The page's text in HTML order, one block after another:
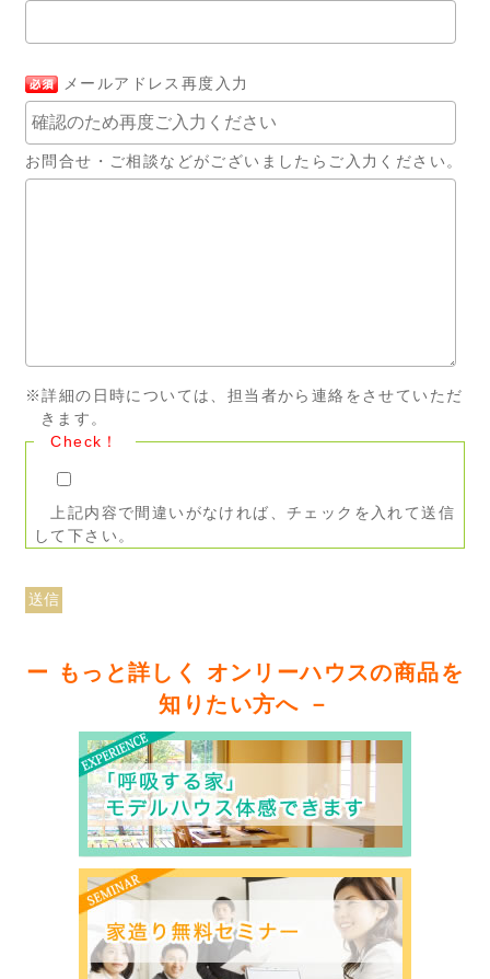
メールアドレス再度入力
お問合せ・ご相談などがございましたらご入力ください。
※詳細の日時については、担当者から連絡をさせていただ
きます。
Check！
上記内容で間違いがなければ、チェックを入れて送信
して下さい。
ー もっと詳しく オンリーハウスの商品を
知りたい方へ －